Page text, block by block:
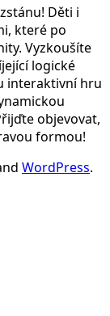
Děti i
které po
Vyzkoušíte
logické
interaktivní hru
objevovat,
formou!
WordPress.